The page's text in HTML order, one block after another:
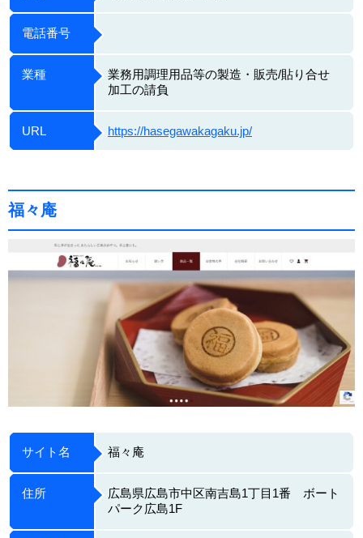
電話番号
業種
業務用調理用品等の製造・販売/貼り合せ
加工の請負
URL https://hasegawakagaku.jp/
福々庵
サイト名 福々庵
住所
広島県広島市中区南吉島1丁目1番 ボート
パーク広島1F